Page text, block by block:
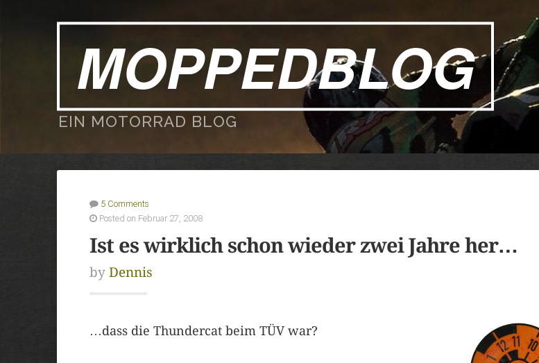
MOPPEDBLOG
EIN MOTORRAD BLOG
5 Comments
Posted on Februar 27, 2008
Ist es wirklich schon wieder zwei Jahre her…
byDennis
…dass die Thundercat beim TÜV war?